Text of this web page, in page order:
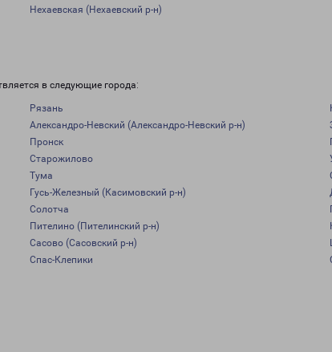
Нехаевская (Нехаевский р-н)
в следующие города:
Рязань
Александро-Невский (Александро-Невский р-н)
Пронск
Старожилово
Тума
Гусь-Железный (Касимовский р-н)
Солотча
Пителино (Пителинский р-н)
Сасово (Сасовский р-н)
Спас-Клепики